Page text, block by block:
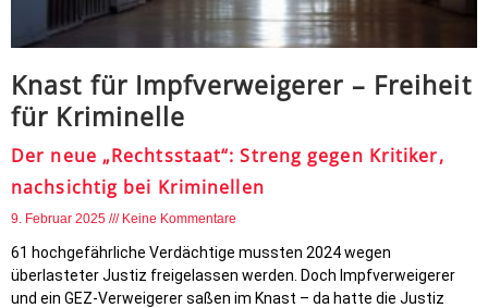
Knast für Impfverweigerer – Freiheit
für Kriminelle
Der neue „Rechtsstaat“: Streng gegen Kritiker,
nachsichtig bei Kriminellen
9. Februar 2025 Keine Kommentare
61 hochgefährliche Verdächtige mussten 2024 wegen
überlasteter Justiz freigelassen werden. Doch Impfverweigerer
und ein GEZ-Verweigerer saßen im Knast – da hatte die Justiz